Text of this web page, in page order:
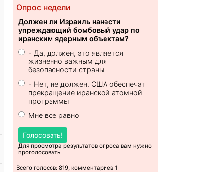
Опрос недели
Должен ли Израиль нанести
упреждающий бомбовый удар по
иранским ядерным объектам?
- Да, должен, это является
жизненно важным для
безопасности страны
- Нет, не должен. США обеспечат
прекращение иранской атомной
программы
Мне все равно
Голосовать!
Для просмотра результатов опроса вам нужно
проголосовать
Всего голосов: 819, комментариев 1